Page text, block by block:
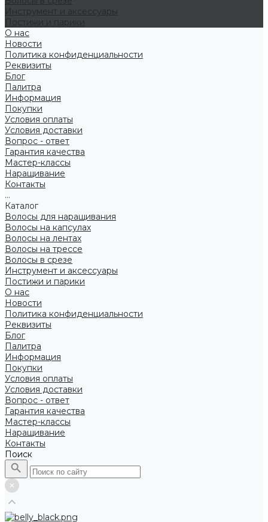
Инструмент и аксессуары
Постижи и парики
О нас
Новости
Политика конфиденциальности
Реквизиты
Блог
Палитра
Информация
Покупки
Условия оплаты
Условия доставки
Вопрос - ответ
Гарантия качества
Мастер-классы
Наращивание
Контакты
...
Каталог
Волосы для наращивания
Волосы на капсулах
Волосы на лентах
Волосы на трессе
Волосы в срезе
Инструмент и аксессуары
Постижи и парики
О нас
Новости
Политика конфиденциальности
Реквизиты
Блог
Палитра
Информация
Покупки
Условия оплаты
Условия доставки
Вопрос - ответ
Гарантия качества
Мастер-классы
Наращивание
Контакты
Поиск